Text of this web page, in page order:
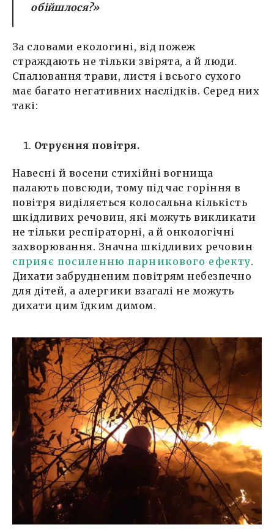
обійшлося?»
За словами екологині, від пожеж
страждають не тільки звірята, а й люди.
Спалювання трави, листя і всього сухого
має багато негативних наслідків. Серед них
такі:
Отруєння повітря.
Навесні й восени стихійні вогнища
палають повсюди, тому під час горіння в
повітря виділяється колосальна кількість
шкідливих речовин, які можуть викликати
не тільки респіраторні, а й онкологічні
захворювання. Значна шкідливих речовин
сприяє посиленню парникового ефекту.
Дихати забрудненим повітрям небезпечно
для дітей, а алергики взагалі не можуть
дихати цим їдким димом.